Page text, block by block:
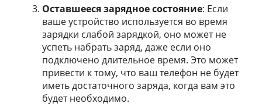
Оставшееся зарядное состояние: Если
ваше устройство используется во время
зарядки слабой зарядкой, оно может не
успеть набрать заряд, даже если оно
подключено длительное время. Это может
привести к тому, что ваш телефон не будет
иметь достаточного заряда, когда вам это
будет необходимо.